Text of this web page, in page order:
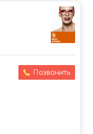
Позвонить